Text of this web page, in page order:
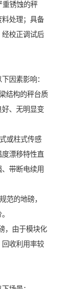
重锈蚀的秤
处理；具备
校正调试后
因素影响：
结构的秤台质
、无明显变
或柱式传感
漂移特性直
带断电续用
范的地磅，
，由于模块化
收利用率较